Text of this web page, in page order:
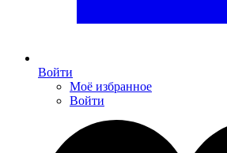
Войти
Моё избранное
Войти